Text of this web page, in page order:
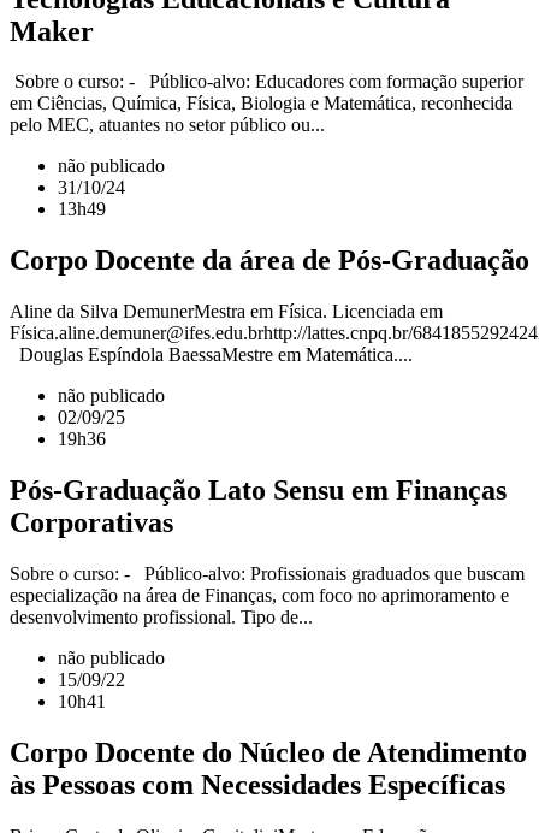
Maker
Sobre o curso: - Público-alvo: Educadores com formação superior
em Ciências, Química, Física, Biologia e Matemática, reconhecida
pelo MEC, atuantes no setor público ou...
não publicado
31/10/24
13h49
Corpo Docente da área de Pós-Graduação
Aline da Silva DemunerMestra em Física. Licenciada em
Física.aline.demuner@ifes.edu.brhttp://lattes.cnpq.br/
Douglas Espíndola BaessaMestre em Matemática....
não publicado
02/09/25
19h36
Pós-Graduação Lato Sensu em Finanças
Corporativas
Sobre o curso: - Público-alvo: Profissionais graduados que buscam
especialização na área de Finanças, com foco no aprimoramento e
desenvolvimento profissional. Tipo de...
não publicado
15/09/22
10h41
Corpo Docente do Núcleo de Atendimento
às Pessoas com Necessidades Específicas